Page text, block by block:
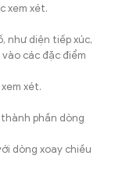
xem xét.
như diện tiếp xúc,
các đặc điểm
xét.
phần dòng
dòng xoay chiều